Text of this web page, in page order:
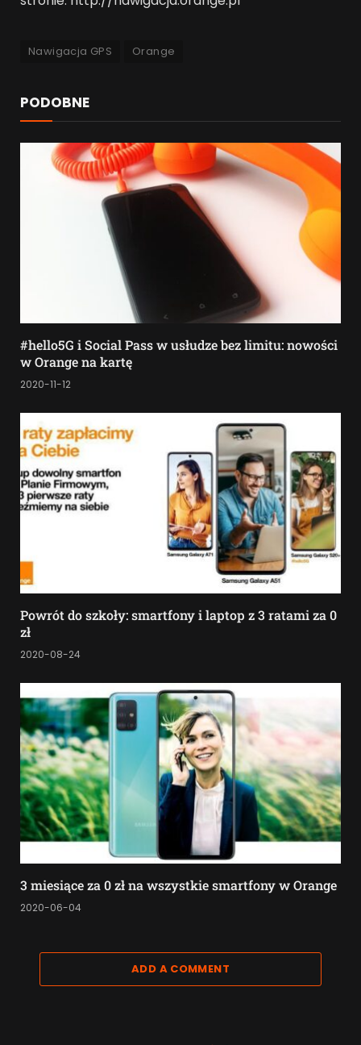
Nawigacja GPS Orange
PODOBNE
#hello5G i Social Pass w usłudze bez limitu: nowości
w Orange na kartę
2020-11-12
Powrót do szkoły: smartfony i laptop z 3 ratami za 0
zł
2020-08-24
3 miesiące za 0 zł na wszystkie smartfony w Orange
2020-06-04
ADD A COMMENT